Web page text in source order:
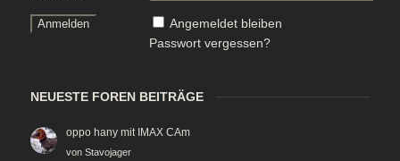
Angemeldet bleiben
Passwort vergessen?
NEUESTE FOREN BEITRÄGE
oppo hany mit IMAX CAm
von Stavojager